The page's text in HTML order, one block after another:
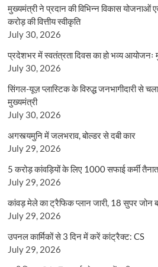
मुख्यमंत्री ने प्रदान की विभिन्न विकास योजनाओं
करोड़ की वित्तीय स्वीकृति
July 30, 2026
प्रदेशभर में स्वतंत्रता दिवस का हो भव्य आयोजनः
July 30, 2026
सिंगल-यूज़ प्लास्टिक के विरुद्ध जनभागीदारी से
मुख्यमंत्री
July 30, 2026
अगस्त्यमुनि में जलभराव, बोल्डर से दबी कार
July 29, 2026
5 करोड़ कांवड़ियों के लिए 1000 सफाई कर्मी
July 29, 2026
कांवड़ मेले का ट्रैफिक प्लान जारी, 18 सुपर जोन
July 29, 2026
उपनल कार्मिकों से 3 दिन में करें कांट्रैक्ट: CS
July 29, 2026